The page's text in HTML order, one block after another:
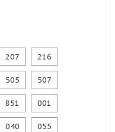
207 216
505 507
851 001
040 055